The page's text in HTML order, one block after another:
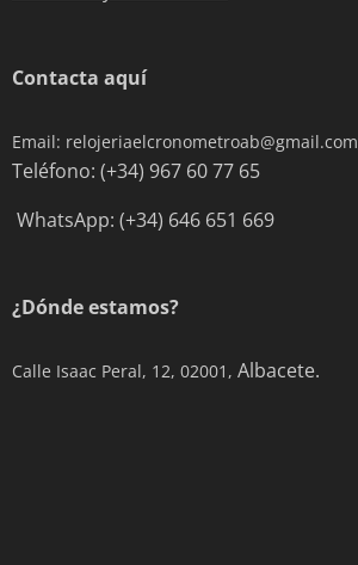
Contacta aquí
Email: relojeriaelcronometroab@gmail.com
Teléfono: (+34) 967 60 77 65
WhatsApp: (+34) 646 651 669
¿Dónde estamos?
Calle Isaac Peral, 12, 02001, Albacete.